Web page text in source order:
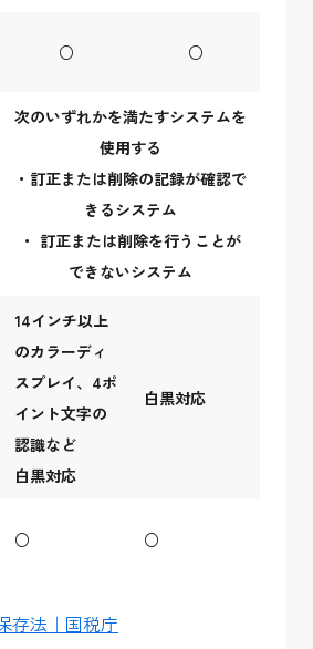
○ ○
次のいずれかを満たすシステムを
使用する
・訂正または削除の記録が確認で
きるシステム
・ 訂正または削除を行うことが
できないシステム
14インチ以上
のカラーディ
スプレイ、4ポ
イント文字の
認識など
白黒対応
白黒対応
○ ○
存法｜国税庁